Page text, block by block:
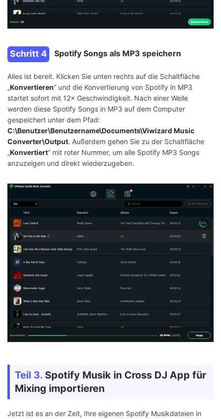
Schritt 4 Spotify Songs als MP3 speichern
Alles ist bereit. Klicken Sie unten rechts auf die Schaltfläche
„Konvertieren“ und die Konvertierung von Spotify in MP3
startet sofort mit 12× Geschwindigkeit. Nach einer Weile
werden diese Spotify Songs in MP3 auf dem Computer
gespeichert unter dem Pfad:
C:\Benutzer\Benutzername\Documents\Viwizard Music
Converter\Output. Außerdem gehen Sie zu der Schaltfläche
„Konvertiert“ mit roter Nummer, um alle Spotify MP3 Songs
anzuzeigen und direkt wiederzugeben.
Teil 3. Spotify Musik in Cross DJ App für
Mixing importieren
Jetzt ist es an der Zeit, Ihre eigenen Spotify Musikdateien in